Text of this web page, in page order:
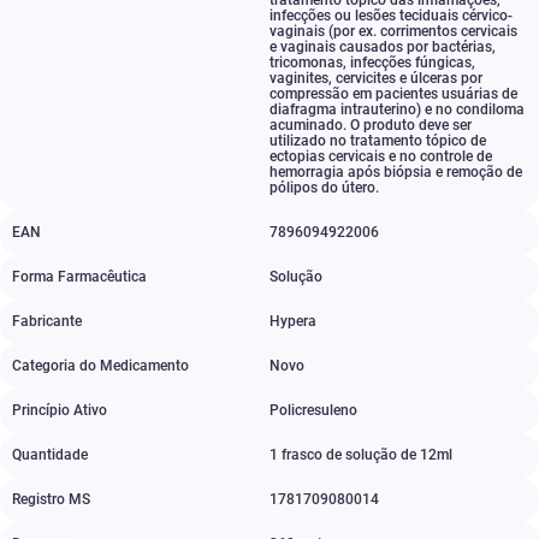
infecções ou lesões teciduais cérvico-
vaginais (por ex. corrimentos cervicais
e vaginais causados por bactérias,
tricomonas, infecções fúngicas,
vaginites, cervicites e úlceras por
compressão em pacientes usuárias de
diafragma intrauterino) e no condiloma
acuminado. O produto deve ser
utilizado no tratamento tópico de
ectopias cervicais e no controle de
hemorragia após biópsia e remoção de
pólipos do útero.
EAN 7896094922006
Forma Farmacêutica Solução
Fabricante Hypera
Categoria do Medicamento Novo
Princípio Ativo Policresuleno
Quantidade 1 frasco de solução de 12ml
Registro MS 1781709080014